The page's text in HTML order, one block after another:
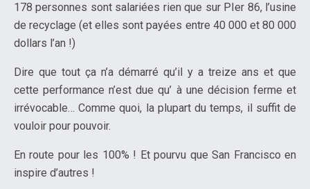
178 personnes sont salariées rien que sur PIer 86, l’usine
de recyclage (et elles sont payées entre 40 000 et 80 000
dollars l’an !)
Dire que tout ça n’a démarré qu’il y a treize ans et que
cette performance n’est due qu’ à une décision ferme et
irrévocable… Comme quoi, la plupart du temps, il suffit de
vouloir pour pouvoir.
En route pour les 100% ! Et pourvu que San Francisco en
inspire d’autres !